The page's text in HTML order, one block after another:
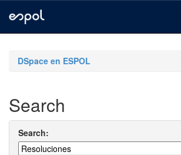
navigationDSpace en ESPOL
Search
Search: